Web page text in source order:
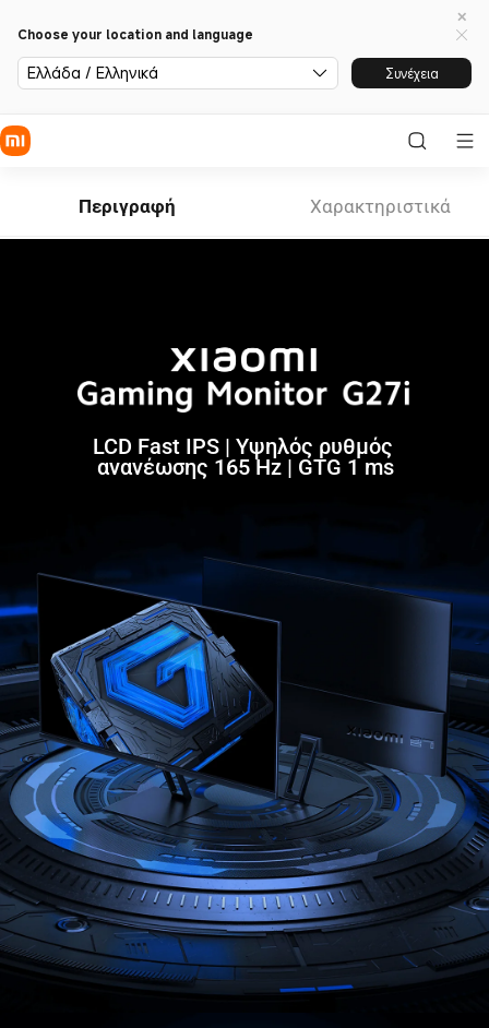
Choose your location and language
Ελλάδα / Ελληνικά Συνέχεια
Περιγραφή Χαρακτηριστικά
LCD Fast IPS | Υψηλός ρυθμός
ανανέωσης 165 Hz | GTG 1 ms